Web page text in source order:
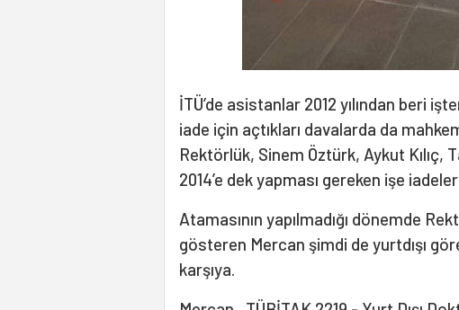
İTÜ’de asistanlar 2012 yılından beri
iade için açtıkları davalarda da
Rektörlük, Sinem Öztürk, Aykut Kılıç,
2014’e dek yapması gereken işe
Atamasının yapılmadığı dönemde
gösteren Mercan şimdi de yurtdışı
karşıya.